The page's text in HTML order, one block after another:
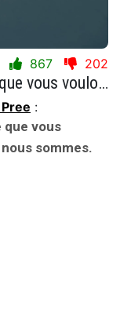
867 202
Nous ne pouvons pas devenir ce que vous voulons Ãªtre en restant ce que nous sommes.
:
que vous
sommes.